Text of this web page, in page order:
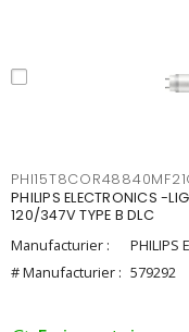
PHILIPS ELECTRONICS -
120/347V TYPE B DLC
Manufacturier :
PHILIPS
# Manufacturier : 579292